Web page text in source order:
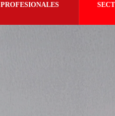
PROFESIONALES